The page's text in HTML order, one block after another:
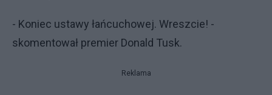
- Koniec ustawy łańcuchowej. Wreszcie! -
skomentował premier Donald Tusk.
Reklama